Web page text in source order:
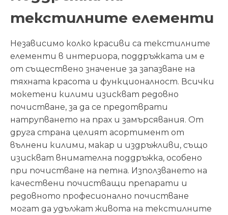
текстилните елементи
Независимо колко красиви са текстилните
елементи в интериора, поддръжката им е
от съществено значение за запазване на
тяхната красота и функционалност. Всички
мокетени килими изискват редовно
почистване, за да се предотврати
натрупването на прах и замърсявания. От
друга страна целият асортимент от
вълнени килими, макар и издръжливи, също
изискват внимателна поддръжка, особено
при почистване на петна. Използването на
качествени почистващи препарати и
редовното професионално почистване
могат да удължат живота на текстилните